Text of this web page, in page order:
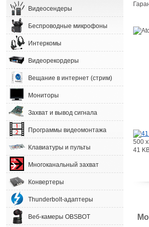
Видеосендеры
Беспроводные микрофоны
Интеркомы
Видеорекордеры
Вещание в интернет (стрим)
Мониторы
Захват и вывод сигнала
Программы видеомонтажа
Клавиатуры и пульты
Многоканальный захват
Конвертеры
Thunderbolt-адаптеры
Веб-камеры OBSBOT
500
41